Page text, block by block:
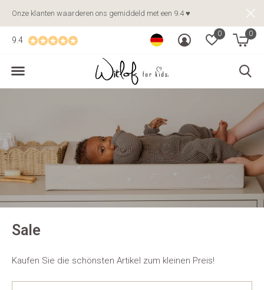
0 0
9.4
Onze klanten waarderen ons gemiddeld met een 9.4 ♥
Sale
Kaufen Sie die schönsten Artikel zum kleinen Preis!